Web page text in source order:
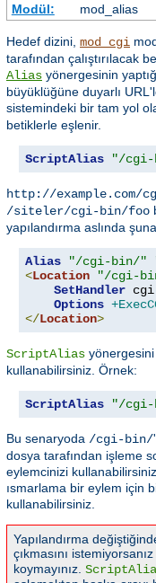
Modül:
mod_alias
Hedef dizini, mod_cgi
tarafından çalıştırılacak
Alias yönergesinin
büyüklüğüne duyarlı
sistemindeki bir tam yol
betiklerle eşlenir.
ScriptAlias "/
http://example.com/
/siteler/cgi-bin/foo
yapılandırma aslında
Alias "/cgi-bin/"
<Location "/cgi-
SetHandler
Options
</Location>
ScriptAlias
kullanabilirsiniz. Örnek:
ScriptAlias "/
Bu senaryoda /cgi-bin/
dosya tarafından işleme
eylemcinizi
ısmarlama bir eylem için
kullanabilirsiniz.
Yapılandırma
çıkmasını
koymayınız.